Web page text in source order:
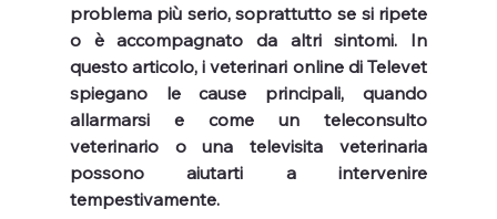
problema più serio, soprattutto se si ripete
o è accompagnato da altri sintomi. In
questo articolo, i veterinari online di Televet
spiegano le cause principali, quando
allarmarsi e come un teleconsulto
veterinario o una televisita veterinaria
possono aiutarti a intervenire
tempestivamente.